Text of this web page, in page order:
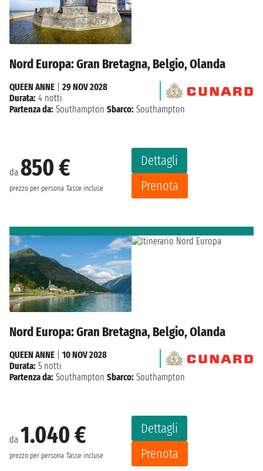
Nord Europa: Gran Bretagna, Belgio, Olanda
da 850 €
prezzo per persona Tasse incluse
Dettagli
Prenota
QUEEN ANNE
29 NOV 2028
Durata: 4 notti
Partenza da: Southampton Sbarco: Southampton
Nord Europa: Gran Bretagna, Belgio, Olanda
da 1.040 €
prezzo per persona Tasse incluse
Dettagli
Prenota
QUEEN ANNE
10 NOV 2028
Durata: 5 notti
Partenza da: Southampton Sbarco: Southampton